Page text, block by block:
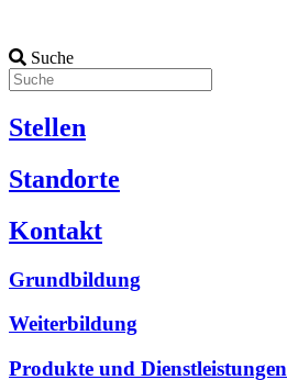
Suche
Stellen
Standorte
Kontakt
Grundbildung
Weiterbildung
Produkte und Dienstleistungen